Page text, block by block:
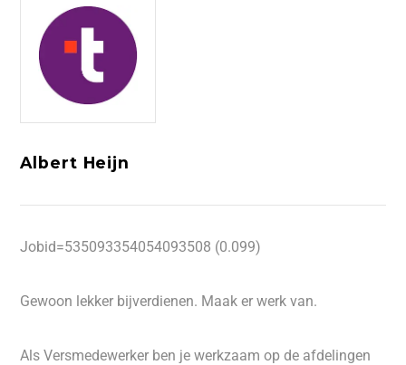
Albert Heijn
Jobid=535093354054093508 (0.099)
Gewoon lekker bijverdienen. Maak er werk van.
Als Versmedewerker ben je werkzaam op de afdelingen